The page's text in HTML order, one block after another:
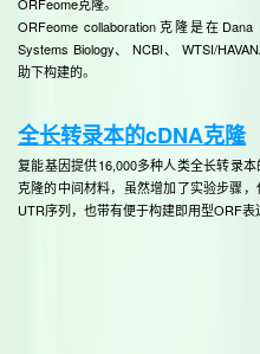
ORFeome克隆。
ORFeome collaboration克隆是在
Systems Biology、 NCBI、 WTSI/
助下构建的。
全长转录本的cDNA克隆
复能基因提供16,000多种人类全长转录
克隆的中间材料，虽然增加了实验步骤
UTR序列，也带有便于构建即用型ORF表